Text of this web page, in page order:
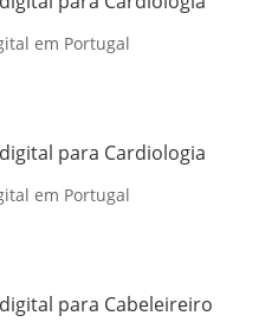
em Portugal
para Cardiologia
em Portugal
para Cabeleireiro